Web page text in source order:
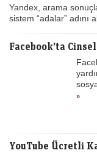
Yandex, arama
sistem “adalar” adını
Facebook’ta
»
YouTube Ücretli